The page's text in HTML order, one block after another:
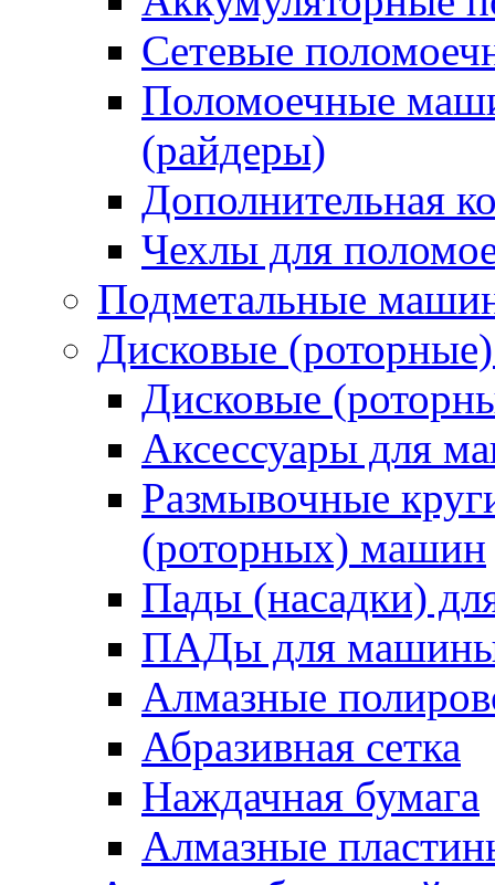
Сетевые
Поломоечные
(райдеры)
Дополнительная
Чехлы для
Подметальные
Дисковые
Дисковые
Аксессуары для
Размывочные
(роторных) машин
Пады (насадки)
ПАДы для
Алмазные
Абразивная сетка
Наждачная бумага
Алмазные